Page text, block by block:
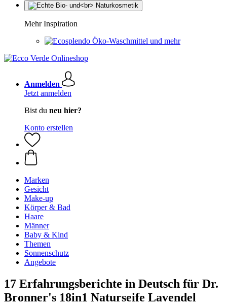
Mehr Inspiration
Öko-Waschmittel und mehr
Anmelden
Jetzt anmelden
Bist du neu hier?
Konto erstellen
Marken
Gesicht
Make-up
Körper & Bad
Haare
Männer
Baby & Kind
Themen
Sonnenschutz
Angebote
17 Erfahrungsberichte in Deutsch für Dr.
Bronner's 18in1 Naturseife Lavendel